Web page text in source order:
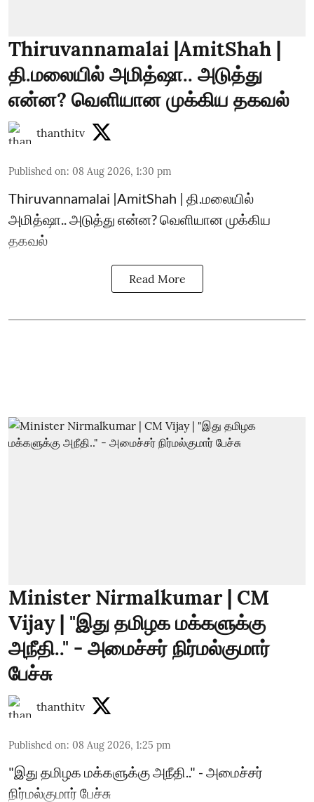
Thiruvannamalai |AmitShah |
தி.மலையில் அமித்ஷா.. அடுத்து
என்ன? வெளியான முக்கிய தகவல்
thanthitv
Published on: 08 Aug 2026, 1:30 pm
Thiruvannamalai |AmitShah | தி.மலையில்
அமித்ஷா.. அடுத்து என்ன? வெளியான முக்கிய
தகவல்
Read More
Minister Nirmalkumar | CM
Vijay | "இது தமிழக மக்களுக்கு
அநீதி.." - அமைச்சர் நிர்மல்குமார்
பேச்சு
thanthitv
Published on: 08 Aug 2026, 1:25 pm
"இது தமிழக மக்களுக்கு அநீதி.." - அமைச்சர்
நிர்மல்குமார் பேச்சு